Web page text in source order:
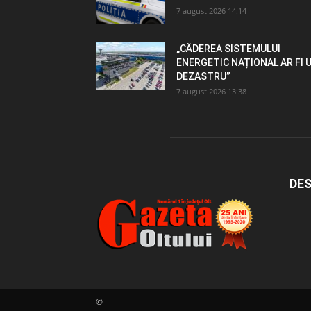
7 august 2026 14:14
„CĂDEREA SISTEMULUI
ENERGETIC NAȚIONAL AR FI
DEZASTRU”
7 august 2026 13:38
©